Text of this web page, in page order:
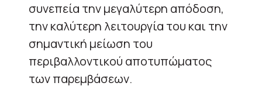
συνεπεία την μεγαλύτερη απόδοση,
την καλύτερη λειτουργία του και την
σημαντική μείωση του
περιβαλλοντικού αποτυπώματος
των παρεμβάσεων.